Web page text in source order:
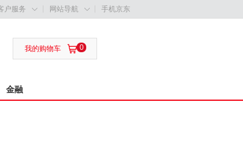
户服务  网站导航  手机京东
 0
我的购物车
金融